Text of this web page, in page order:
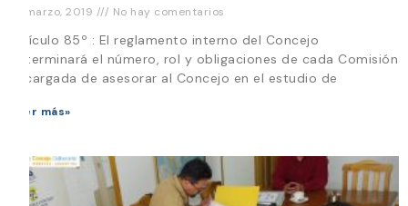
27 marzo, 2019 No hay comentarios
Artículo 85º : El reglamento interno del Concejo
determinará el número, rol y obligaciones de cada Comisión
encargada de asesorar al Concejo en el estudio de
Leer más»